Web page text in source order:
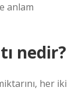
anlam
nedir?
her iki